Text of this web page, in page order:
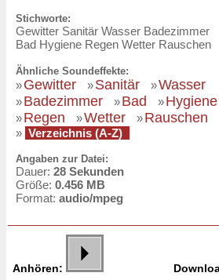
Stichworte:
Gewitter Sanitär Wasser Badezimmer
Bad Hygiene Regen Wetter Rauschen
Ähnliche Soundeffekte:
»Gewitter »Sanitär »Wasser
»Badezimmer »Bad »Hygiene
»Regen »Wetter »Rauschen
» Verzeichnis (A-Z)
Angaben zur Datei:
Dauer: 28 Sekunden
Größe: 0.456 MB
Format: audio/mpeg
Anhören: